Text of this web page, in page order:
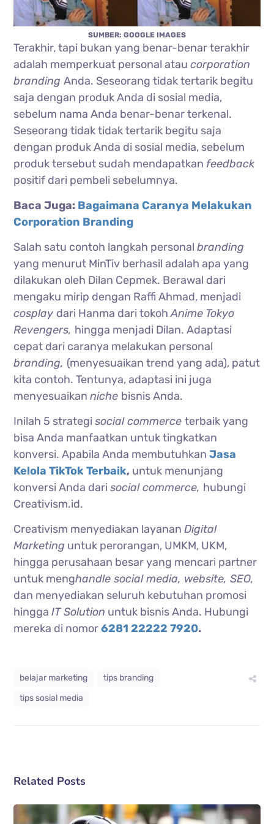
SUMBER: GOOGLE IMAGES
Terakhir, tapi bukan yang benar-benar terakhir
adalah memperkuat personal ataucorporation
brandingAnda. Seseorang tidak tertarik begitu
saja dengan produk Anda di sosial media,
sebelum nama Anda benar-benar terkenal.
Seseorang tidak tidak tertarik begitu saja
dengan produk Anda di sosial media, sebelum
produk tersebut sudah mendapatkan feedback
positif dari pembeli sebelumnya.
Baca Juga: Bagaimana Caranya Melakukan
Corporation Branding
Salah satu contoh langkah personalbranding
yang menurut MinTiv berhasil adalah apa yang
dilakukan oleh Dilan Cepmek. Berawal dari
mengaku mirip dengan Raffi Ahmad, menjadi
cosplay dari Hanma dari tokohAnime Tokyo
Revengers, hingga menjadi Dilan. Adaptasi
cepat dari caranya melakukan personal
branding, (menyesuaikan trend yang ada), patut
kita contoh. Tentunya, adaptasi ini juga
menyesuaikanniche bisnis Anda.
Inilah 5 strategisocial commerceterbaik yang
bisa Anda manfaatkan untuk tingkatkan
konversi. Apabila Anda membutuhkanJasa
Kelola TikTok Terbaik, untuk menunjang
konversi Anda darisocial commerce, hubungi
Creativism.id.
Creativism menyediakan layananDigital
Marketing untuk perorangan, UMKM, UKM,
hingga perusahaan besar yang mencari partner
untuk menghandle social media, website, SEO,
dan menyediakan seluruh kebutuhan promosi
hinggaIT Solution untuk bisnis Anda. Hubungi
mereka di nomor6281 22222 7920.
belajar marketing
tips branding
tips sosial media
Related Posts